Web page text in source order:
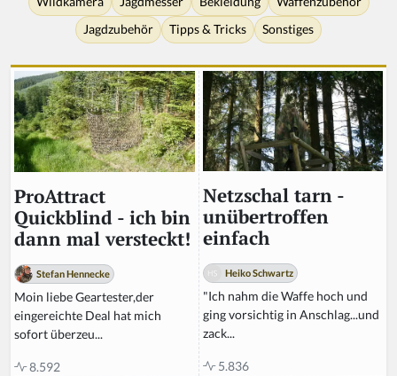
Jagdzubehör
Tipps & Tricks Sonstiges
ProAttract
Quickblind - ich bin
dann mal versteckt!
Stefan Hennecke
Moin liebe Geartester,der
eingereichte Deal hat mich
sofort überzeu...
8.592
Netzschal tarn -
unübertroffen
einfach
Heiko Schwartz
"Ich nahm die Waffe hoch und
ging vorsichtig in Anschlag...und
zack...
5.836